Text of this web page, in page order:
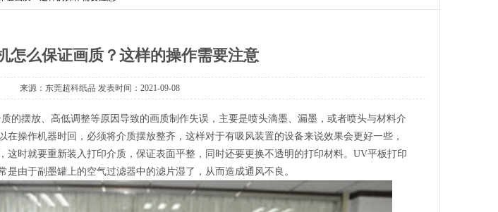
怎么保证画质？这样的操作需要注意
来源：东莞超科纸品 发表时间：2021-09-08
的摆放、高低调整等原因导致的画质制作失误，主要是喷头滴墨、漏墨，或者喷头与材料介
操作机器时回，必须将介质摆放整齐，这样对于有吸风装置的设备来说效果会更好一些，
这时就要重新装入打印介质，保证表面平整，同时还要更换不透明的打印材料。UV平板打印
由于副墨罐上的空气过滤器中的滤片湿了，从而造成通风不良。